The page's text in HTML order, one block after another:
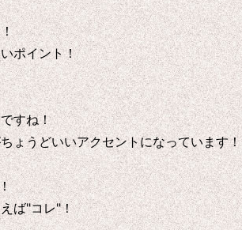
ポイント！
すね！
ょうどいいアクセントになっています！
ば"コレ"！